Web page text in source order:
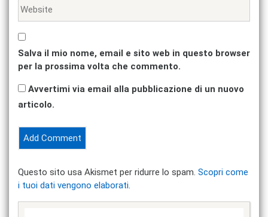
Salva il mio nome, email e sito web in questo browser
per la prossima volta che commento.
Avvertimi via email alla pubblicazione di un nuovo
articolo.
Questo sito usa Akismet per ridurre lo spam. Scopri come
i tuoi dati vengono elaborati.